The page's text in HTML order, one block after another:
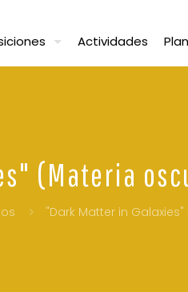
Actividades
(Materia
"Dark Matter in